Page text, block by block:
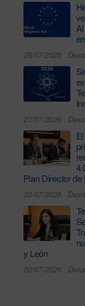
28/07/2026
27/07/2026
Plan Director
20/07/2026
y León
20/07/2026